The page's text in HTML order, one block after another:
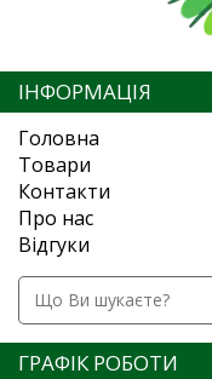
ІНФОРМАЦІЯ
Головна
Товари
Контакти
Про нас
Відгуки
ГРАФІК РОБОТИ